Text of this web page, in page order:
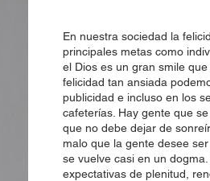
En nuestra sociedad la
principales metas como
el Dios es un gran smile
felicidad tan ansiada
publicidad e incluso en los
cafeterías. Hay gente que
que no debe dejar de
malo que la gente desee
se vuelve casi en un
expectativas de plenitud,